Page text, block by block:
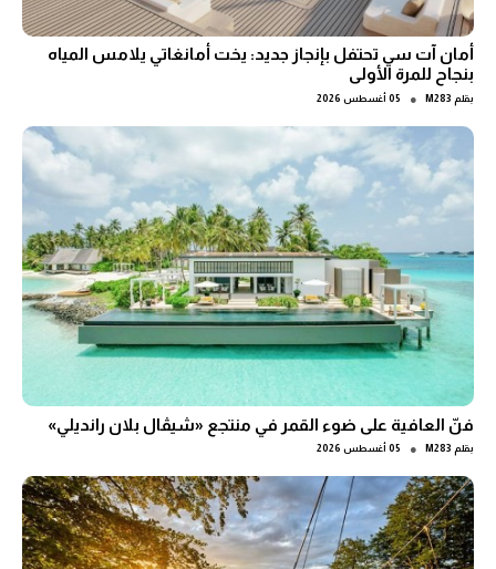
أمان آت سي تحتفل بإنجاز جديد: يخت أمانغاتي يلامس المياه
بنجاح للمرة الأولى
بقلم M283
● 05 أغسطس 2026
فنّ العافية على ضوء القمر في منتجع «شيڤال بلان رانديلي»
بقلم M283
● 05 أغسطس 2026